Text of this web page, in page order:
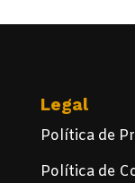
Legal
Política de
Política de